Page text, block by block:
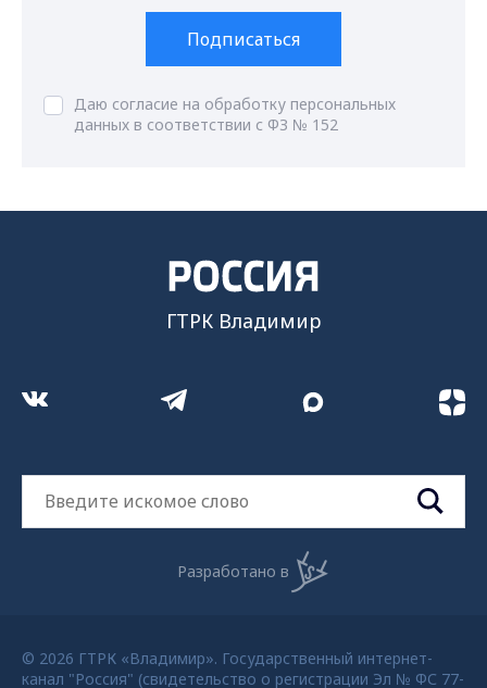
Подписаться
Даю согласие на обработку персональных
данных в соответствии с ФЗ № 152
ГТРК Владимир
Разработано в
© 2026 ГТРК «Владимир». Государственный интернет-
канал "Россия" (свидетельство о регистрации Эл № ФС 77-